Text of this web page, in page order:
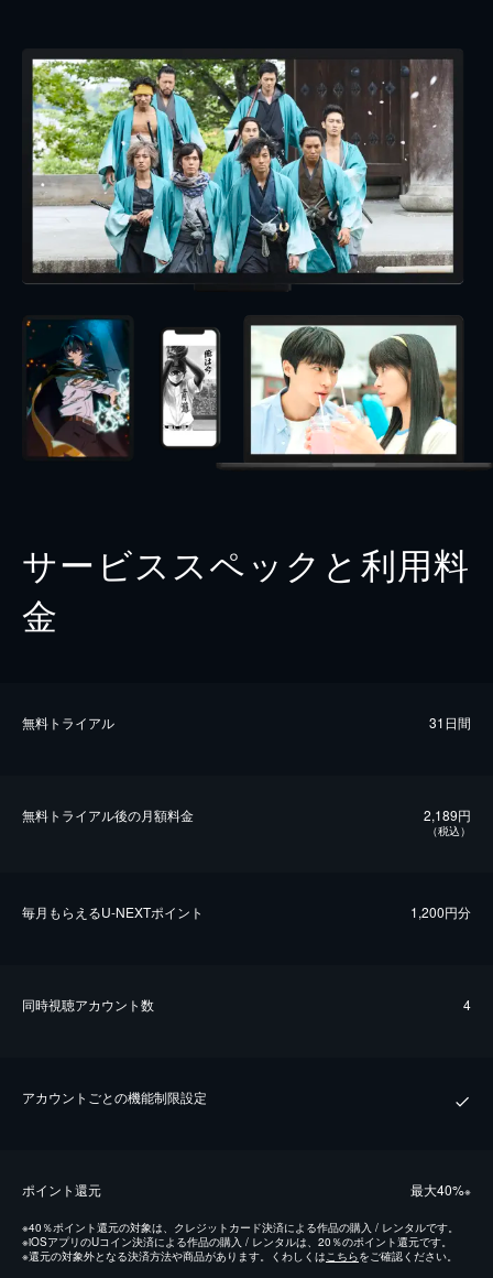
サービススペックと利用料
金
無料トライアル 31日間
無料トライアル後の⽉額料金 2,189円
（税込）
毎⽉もらえるU-NEXTポイント 1,200円分
同時視聴アカウント数 4
アカウントごとの機能制限設定
ポイント還元 最⼤40%※
※40％ポイント還元の対象は、クレジットカード決済による作品の購入 / レンタルです。
※iOSアプリのUコイン決済による作品の購入 / レンタルは、20％のポイント還元です。
※還元の対象外となる決済方法や商品があります。くわしくは こちらをご確認ください。